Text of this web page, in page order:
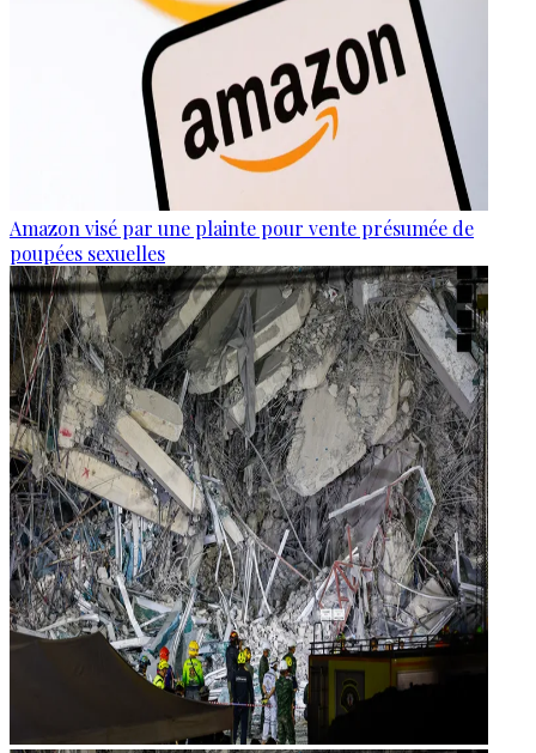
Amazon visé par une plainte pour vente présumée de
poupées sexuelles